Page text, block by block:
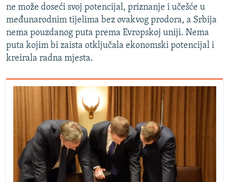
ne može doseći svoj potencijal, priznanje i učešće u
međunarodnim tijelima bez ovakvog prodora, a Srbija
nema pouzdanog puta prema Evropskoj uniji. Nema
puta kojim bi zaista otključala ekonomski potencijal i
kreirala radna mjesta.